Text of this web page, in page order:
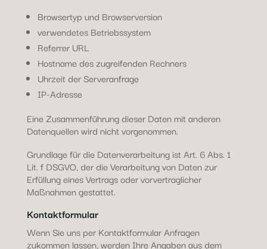
Browsertyp und Browserversion
verwendetes Betriebssystem
Referrer URL
Hostname des zugreifenden Rechners
Uhrzeit der Serveranfrage
IP-Adresse
Eine Zusammenführung dieser Daten mit anderen
Datenquellen wird nicht vorgenommen.
Grundlage für die Datenverarbeitung ist Art. 6 Abs. 1
Lit. f DSGVO, der die Verarbeitung von Daten zur
Erfüllung eines Vertrags oder vorvertraglicher
Maßnahmen gestattet.
Kontaktformular
Wenn Sie uns per Kontaktformular Anfragen
zukommen lassen, werden Ihre Angaben aus dem